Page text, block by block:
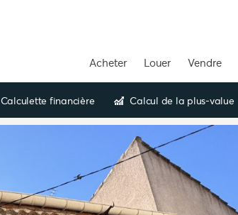
Acheter Louer Vendre
Calculette financière Calcul de la plus-value